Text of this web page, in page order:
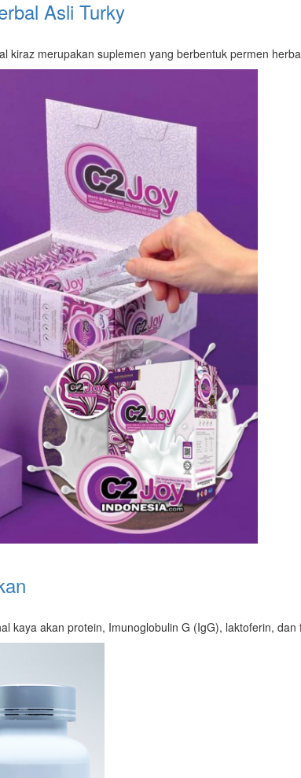
Asli Turky
kiraz merupakan suplemen yang berbentuk permen
kaya akan protein, Imunoglobulin G (IgG), laktoferin,